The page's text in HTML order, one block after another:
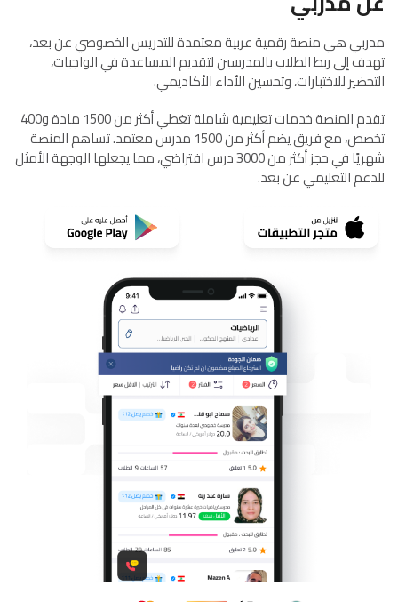
مدربي هي منصة رقمية عربية معتمدة للتدريس الخصوصي عن بعد،
تهدف إلى ربط الطلاب بالمدرسين لتقديم المساعدة في الواجبات،
التحضير للاختبارات، وتحسين الأداء الأكاديمي.
تقدم المنصة خدمات تعليمية شاملة تغطي أكثر من 1500 مادة و400
تخصص، مع فريق يضم أكثر من 1500 مدرس معتمد. تساهم المنصة
شهريًا في حجز أكثر من 3000 درس افتراضي، مما يجعلها الوجهة الأمثل
للدعم التعليمي عن بعد.